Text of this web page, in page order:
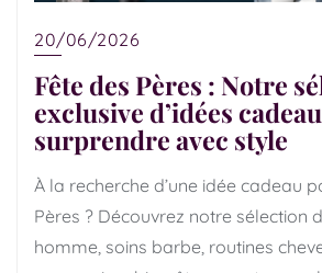
20/06/2026
Fête des Pères : Notre
exclusive d’idées
surprendre avec style
À la recherche d’une idée cadeau
Pères ? Découvrez notre sélection
homme, soins barbe, routines